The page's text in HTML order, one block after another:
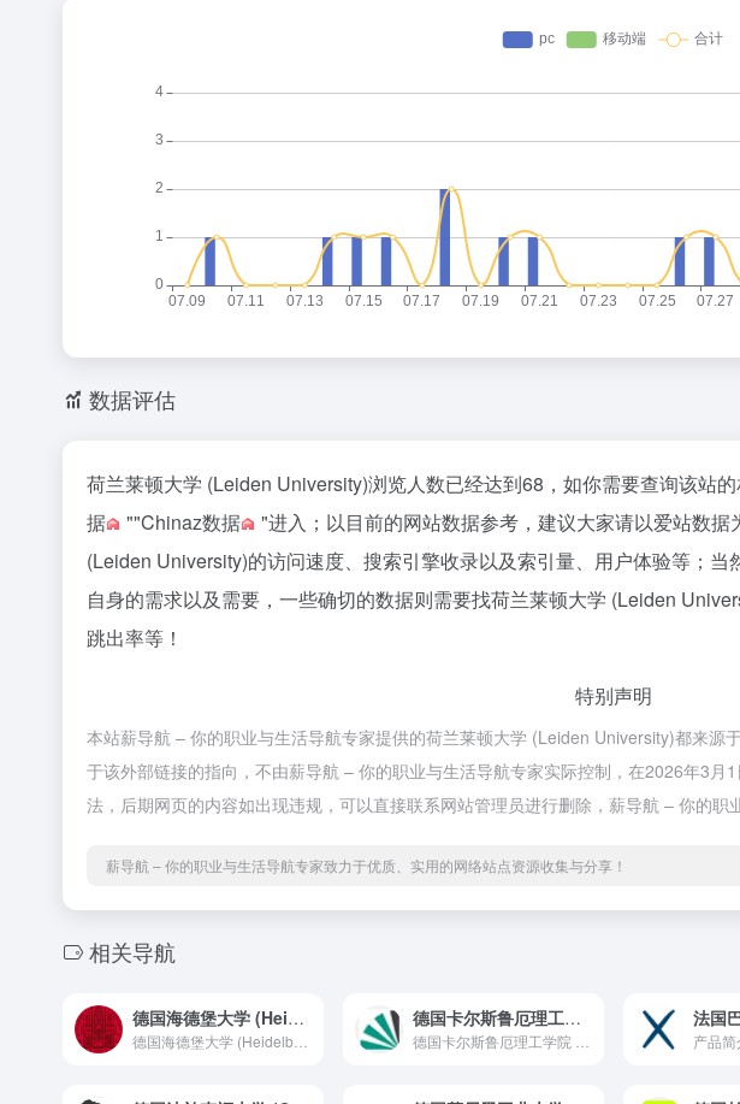
o
数据评估
荷兰莱顿大学 (Leiden University)浏览人数已经达到68，如你需要查询该站
据
""Chinaz数据
"进入；以目前的网站数据参考，建议大家请以爱站数
(Leiden University)的访问速度、搜索引擎收录以及索引量、用户体验等；
自身的需求以及需要，一些确切的数据则需要找荷兰莱顿大学 (Leiden
跳出率等！
特别声明
本站薪导航 – 你的职业与生活导航专家提供的荷兰莱顿大学 (Leiden University)都来源
于该外部链接的指向，不由薪导航 – 你的职业与生活导航专家实际控制，在2026年3月
法，后期网页的内容如出现违规，可以直接联系网站管理员进行删除，薪导航 – 你的职
薪导航 – 你的职业与生活导航专家致力于优质、实用的网络站点资源收集与分享！
相关导航
德国海德堡大学 (Heidelberg University) 德国卡尔斯鲁厄理工学院 (Karlsruhe Institute of Technology)